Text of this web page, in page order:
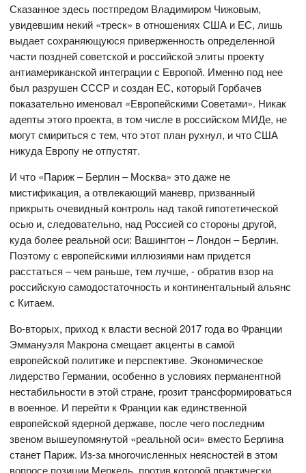
Сказанное здесь постпредом Владимиром Чижовым,
увидевшим некий «треск» в отношениях США и ЕС, лишь
выдает сохраняющуюся приверженность определенной
части поздней советской и российской элиты проекту
антиамериканской интеграции с Европой. Именно под нее
был разрушен СССР и создан ЕС, который Горбачев
показательно именовал «Европейскими Советами». Никак
адепты этого проекта, в том числе в российском МИДе, не
могут смириться с тем, что этот план рухнул, и что США
никуда Европу не отпустят.
И что «Париж – Берлин – Москва» это даже не
мистификация, а отвлекающий маневр, призванный
прикрыть очевидный контроль над такой гипотетической
осью и, следовательно, над Россией со стороны другой,
куда более реальной оси: Вашингтон – Лондон – Берлин.
Поэтому с европейскими иллюзиями нам придется
расстаться – чем раньше, тем лучше, - обратив взор на
российскую самодостаточность и континентальный альянс
с Китаем.
Во-вторых, приход к власти весной 2017 года во Франции
Эммануэля Макрона смещает акценты в самой
европейской политике и перспективе. Экономическое
лидерство Германии, особенно в условиях перманентной
нестабильности в этой стране, грозит трансформироваться
в военное. И перейти к Франции как единственной
европейской ядерной державе, после чего последним
звеном вышеупомянутой «реальной оси» вместо Берлина
станет Париж. Из-за многочисленных неясностей в этом
вопросе позиции Меркель, против которой практически